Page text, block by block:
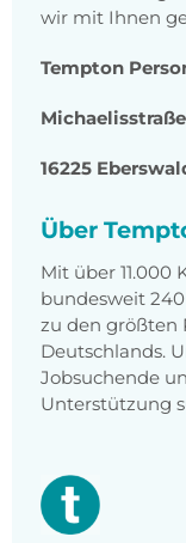
wir mit Ihnen
Tempton
16225
Über
Mit über 11.000
bundesweit
zu den größten
Deutschlands.
Jobsuchende
Unterstützung